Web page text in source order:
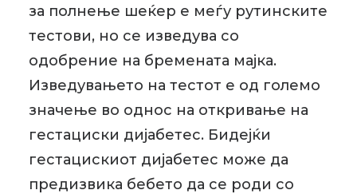
за полнење шеќер е меѓу рутинските
тестови, но се изведува со
одобрение на бремената мајка.
Изведувањето на тестот е од големо
значење во однос на откривање на
гестациски дијабетес. Бидејќи
гестацискиот дијабетес може да
предизвика бебето да се роди со